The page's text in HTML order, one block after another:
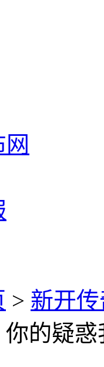
> 新开
的疑惑